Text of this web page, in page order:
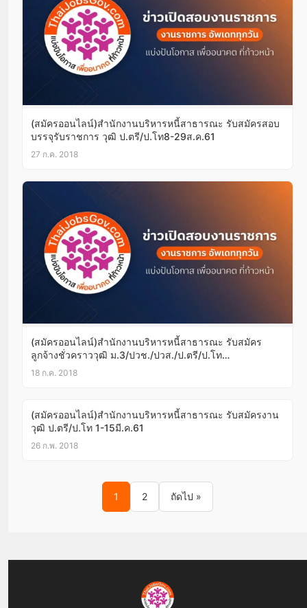
(สมัครออนไลน์)สำนักงานบริหารหนี้สาธารณะ รับสมัครสอบ
บรรจุรับราชการ วุฒิ ป.ตรี/ป.โท8-29ส.ค.61
27 ก.ค. 2018
(สมัครออนไลน์)สำนักงานบริหารหนี้สาธารณะ รับสมัคร
ลูกจ้างชั่วคราววุฒิ ม.3/ปวช./ปวส./ป.ตรี/ป.โท
บัดนี้-30ก.ค.61
18 ก.ค. 2018
(สมัครออนไลน์)สำนักงานบริหารหนี้สาธารณะ รับสมัครงาน
วุฒิ ป.ตรี/ป.โท 1-15มี.ค.61
26 ก.พ. 2018
Posts pagination
1 2 ถัดไป »